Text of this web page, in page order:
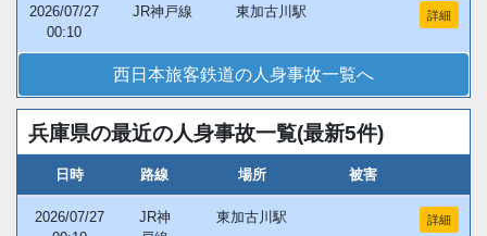
2026/07/27
00:10
JR神戸線 東加古川駅 詳細
西日本旅客鉄道の人身事故一覧へ
兵庫県の最近の人身事故一覧(最新5件)
日時 路線 場所 被害
2026/07/27
JR神
東加古川駅 詳細